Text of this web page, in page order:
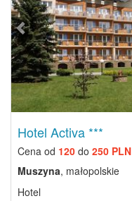
Hotel Activa ***
Cena od 120 do 250 PLN
Muszyna, małopolskie
Hotel